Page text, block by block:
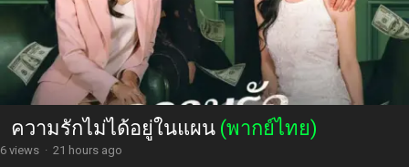
ความรักไม่ได้อยู่ในแผน (พากย์ไทย)
6 views · 21 hours ago